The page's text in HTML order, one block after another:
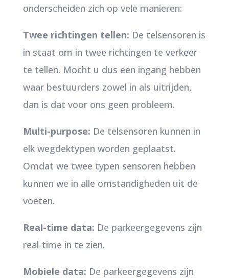
onderscheiden zich op vele manieren:
Twee richtingen tellen: De telsensoren is
in staat om in twee richtingen te verkeer
te tellen. Mocht u dus een ingang hebben
waar bestuurders zowel in als uitrijden,
dan is dat voor ons geen probleem.
Multi-purpose: De telsensoren kunnen in
elk wegdektypen worden geplaatst.
Omdat we twee typen sensoren hebben
kunnen we in alle omstandigheden uit de
voeten.
Real-time data: De parkeergegevens zijn
real-time in te zien.
Mobiele data: De parkeergegevens zijn